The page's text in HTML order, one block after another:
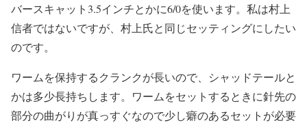
バースキャット3.5インチとかに6/0を使います。私は村上
信者ではないですが、村上氏と同じセッティングにしたい
のです。
ワームを保持するクランクが長いので、シャッドテールと
かは多少長持ちします。ワームをセットするときに針先の
部分の曲がりが真っすぐなので少し癖のあるセットが必要